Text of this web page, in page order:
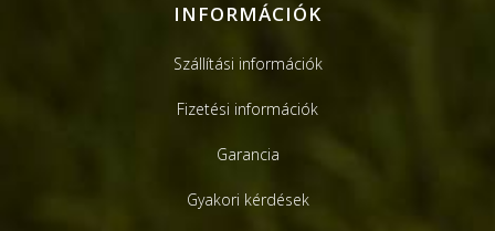
INFORMÁCIÓK
Szállítási információk
Fizetési információk
Garancia
Gyakori kérdések